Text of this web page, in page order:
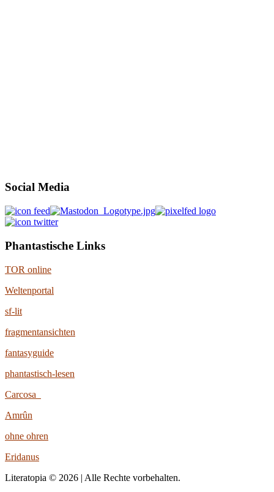
Social Media
Phantastische Links
TOR online
Weltenportal
sf-lit
fragmentansichten
fantasyguide
phantastisch-lesen
Carcosa
Amrûn
ohne ohren
Eridanus
Literatopia © 2026 | Alle Rechte vorbehalten.